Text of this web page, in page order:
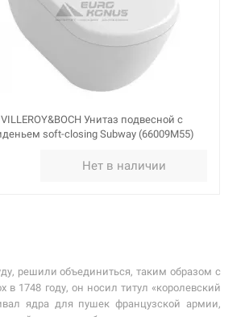
VILLEROY&BOCH Унитаз подвесной с
soft-closing Subway (66009M55)
Нет в наличии
решили объединиться, таким образом с
1748 году, он носил титул «королевский
ядра для пушек французской армии,